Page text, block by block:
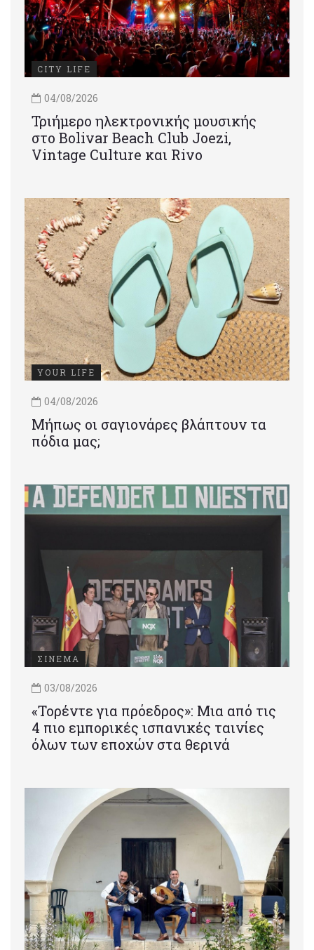
CITY LIFE
04/08/2026
Τριήμερο ηλεκτρονικής μουσικής
στο Bolivar Beach Club Joezi,
Vintage Culture και Rivo
YOUR LIFE
04/08/2026
Μήπως οι σαγιονάρες βλάπτουν τα
πόδια μας;
ΣΙΝΕΜΑ
03/08/2026
«Τορέντε για πρόεδρος»: Mια από τις
4 πιο εμπορικές ισπανικές ταινίες
όλων των εποχών στα θερινά